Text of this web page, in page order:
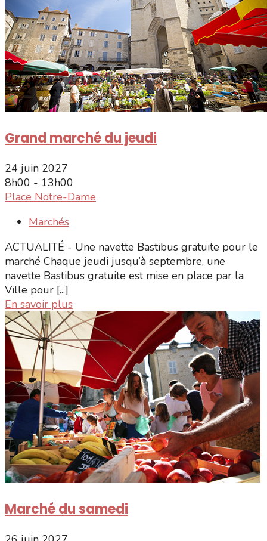
Grand marché du jeudi
24 juin 2027
8h00 - 13h00
Place Notre-Dame
Marchés
ACTUALITÉ - Une navette Bastibus gratuite pour le
marché Chaque jeudi jusqu’à septembre, une
navette Bastibus gratuite est mise en place par la
Ville pour [...]
En savoir plus
Marché du samedi